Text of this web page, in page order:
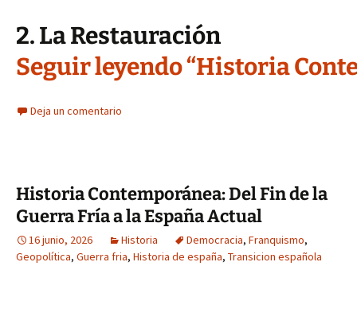
2. La Restauración
Seguir leyendo “Historia
Deja un comentario
Historia Contemporánea: Del Fin de la
Guerra Fría a la España Actual
16 junio, 2026 Historia Democracia, Franquismo,
Geopolítica, Guerra fria, Historia de españa, Transicion española